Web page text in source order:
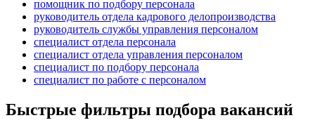
помощник по подбору персонала
руководитель отдела кадрового делопроизводства
руководитель службы управления персоналом
специалист отдела персонала
специалист отдела управления персоналом
специалист по подбору персонала
специалист по работе с персоналом
Быстрые фильтры подбора вакансий